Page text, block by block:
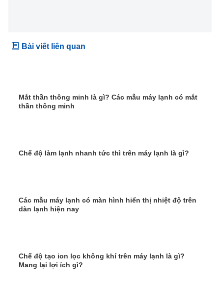
Bài viết liên quan
Mắt thần thông minh là gì? Các mẫu máy lạnh có mắt
thần thông minh
Chế độ làm lạnh nhanh tức thì trên máy lạnh là gì?
Các mẫu máy lạnh có màn hình hiển thị nhiệt độ trên
dàn lạnh hiện nay
Chế độ tạo ion lọc không khí trên máy lạnh là gì?
Mang lại lợi ích gì?